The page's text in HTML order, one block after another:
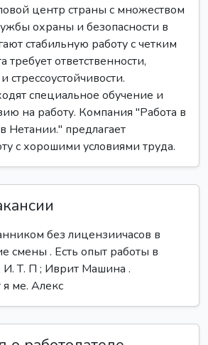
центр страны с множеством
охраны и безопасности в
стабильную работу с четким
требует ответственности,
стрессоустойчивости.
специальное обучение и
на работу. Компания "Работа в
Нетании." предлагает
с хорошими условиями труда.
без лицензиичасов в
смены . Есть опыт работы в
И. Т. П ; Иврит Машина .
ме. Алекс